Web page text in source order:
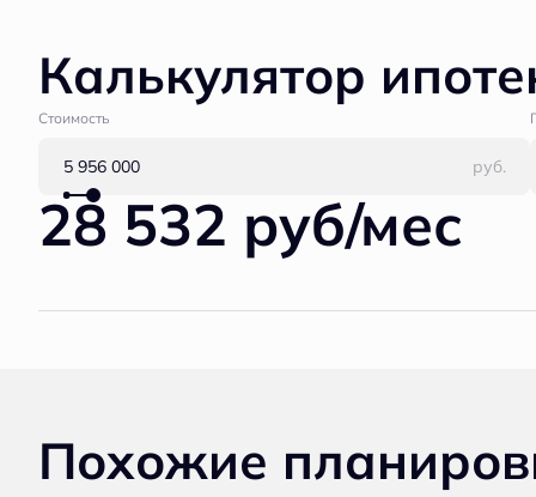
Калькулятор
Стоимость
руб.
28 532 руб/мес
Похожие